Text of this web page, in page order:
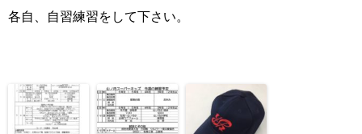
各自、自習練習をして下さい。